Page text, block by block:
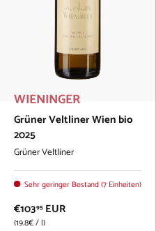
WIENINGER
Grüner Veltliner Wien bio
2025
Grüner Veltliner
Sehr geringer Bestand (7 Einheiten)
€10395 EUR
Grundpreis
19.8€/l